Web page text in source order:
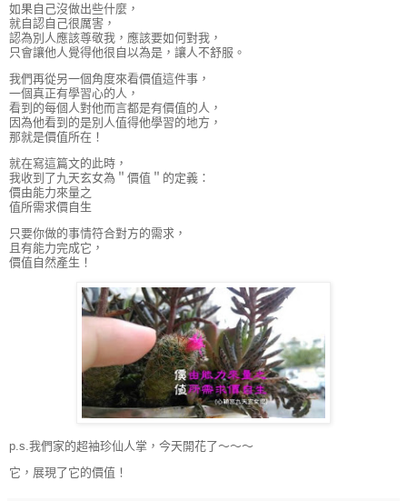
如果自己沒做出些什麼，
就自認自己很厲害，
認為別人應該尊敬我，應該要如何對我，
只會讓他人覺得他很自以為是，讓人不舒服。
我們再從另一個角度來看價值這件事，
一個真正有學習心的人，
看到的每個人對他而言都是有價值的人，
因為他看到的是別人值得他學習的地方，
那就是價值所在！
就在寫這篇文的此時，
我收到了九天玄女為＂價值＂的定義：
價由能力來量之
值所需求價自生
只要你做的事情符合對方的需求，
且有能力完成它，
價值自然產生！
p.s.我們家的超袖珍仙人掌，今天開花了～～～
它，展現了它的價值！